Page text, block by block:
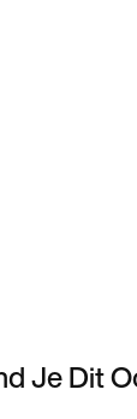
Je Dit